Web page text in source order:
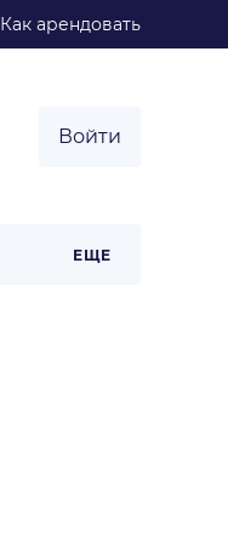
Как арендовать
Войти
ЕЩЕ